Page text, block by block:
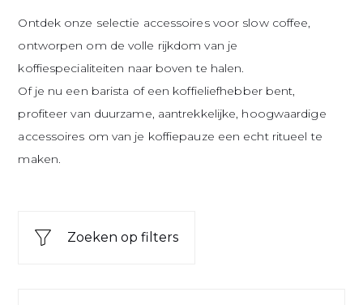
Ontdek onze selectie accessoires voor slow coffee,
ontworpen om de volle rijkdom van je
koffiespecialiteiten naar boven te halen.
Of je nu een barista of een koffieliefhebber bent,
profiteer van duurzame, aantrekkelijke, hoogwaardige
accessoires om van je koffiepauze een echt ritueel te
maken.
Zoeken op filters